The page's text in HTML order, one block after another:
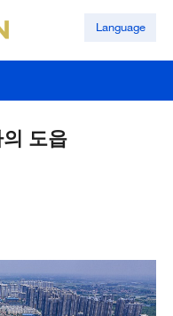
Language
도읍